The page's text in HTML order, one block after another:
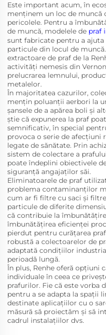
Este important acum, în
menținem un loc de muncă
pericolele. Pentru a
de muncă, modelele de praf
sunt fabricate pentru a
particule din locul de
extractoare de praf de la
activități nemesis din
prelucrarea lemnului,
metalelor.
În majoritatea cazurilor,
mențin poluanții aerbori la
șansele de a apărea boli și
știe că expunerea la praf
semnificativ, în special
provoca o serie de afecțiuni
legate de sănătate. Prin
sistem de colectare a
poate îndeplini obiectivele
siguranță angajaților săi.
Eliminatoarele de praf
problema contaminanților
cum ar fi filtre cu saci și
particule de diferite
că contribuie la
îmbunătățirea eficienței
pierdut pentru curățarea
robustă a colectoarelor de
adaptată condițiilor
perioadă lungă.
În plus, Renhe oferă opțiuni
individuale în ceea ce
prafurilor. Fie că este vorba
pentru a se adapta la spații
destinate aplicațiilor cu o
măsură să proiectăm și să
cadrul instalațiilor dvs.